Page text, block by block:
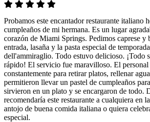
Probamos este encantador restaurante italiano
cumpleaños de mi hermana. Es un lugar
corazón de Miami Springs. Pedimos caprese y
entrada, lasaña y la pasta especial de
dell'ammiraglio. Todo estuvo delicioso. ¡Todo
rápido! El servicio fue maravilloso. El personal
constantemente para retirar platos, rellenar
permitieron llevar un pastel de cumpleaños
sirvieron en un plato y se encargaron de todo.
recomendaría este restaurante a cualquiera en
antojo de buena comida italiana o quiera
especial.